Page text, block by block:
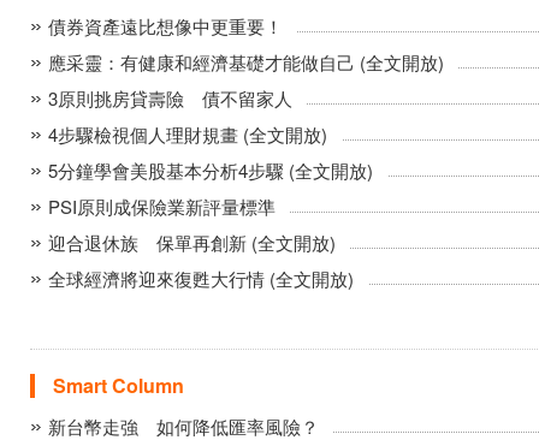
債券資產遠比想像中更重要！
應采靈：有健康和經濟基礎才能做自己 (全文開放)
3原則挑房貸壽險 債不留家人
4步驟檢視個人理財規畫 (全文開放)
5分鐘學會美股基本分析4步驟 (全文開放)
PSI原則成保險業新評量標準
迎合退休族 保單再創新 (全文開放)
全球經濟將迎來復甦大行情 (全文開放)
Smart Column
新台幣走強 如何降低匯率風險？